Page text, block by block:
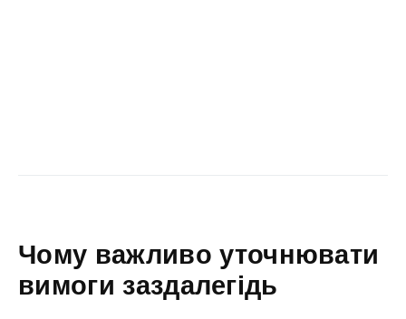
Чому важливо уточнювати
вимоги заздалегідь